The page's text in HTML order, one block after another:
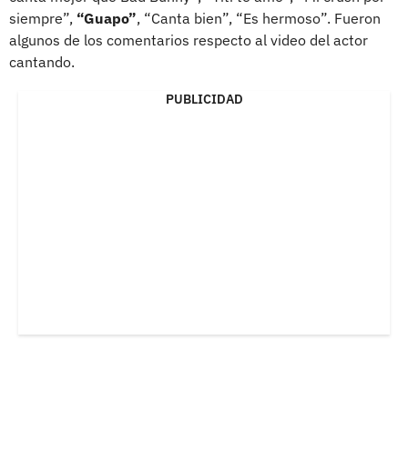
siempre”, “Guapo”, “Canta bien”, “Es hermoso”. Fueron
algunos de los comentarios respecto al video del actor
cantando.
PUBLICIDAD